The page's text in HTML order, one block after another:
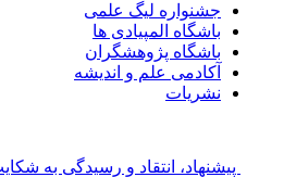
جشنواره لیگ علمی
باشگاه المپیادی ها
باشگاه پژوهشگران
آکادمی علم و اندیشه
نشریات
پیشنهاد، انتقاد و رسیدگی به شکایت